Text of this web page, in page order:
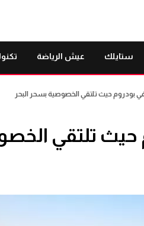
ستايلك عيش الرياضة
بودروم حيث تلتقي الخصوصية بسحر البحر
تلتقي